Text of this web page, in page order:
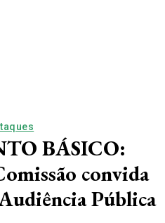
BÁSICO:
convida
Pública